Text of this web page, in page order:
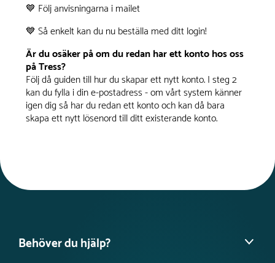
💙 Följ anvisningarna i mailet
💙 Så enkelt kan du nu beställa med ditt login!
Är du osäker på om du redan har ett konto hos oss
på Tress?
Följ då guiden till hur du skapar ett nytt konto. I steg 2
kan du fylla i din e-postadress - om vårt system känner
igen dig så har du redan ett konto och kan då bara
skapa ett nytt lösenord till ditt existerande konto.
Behöver du hjälp?